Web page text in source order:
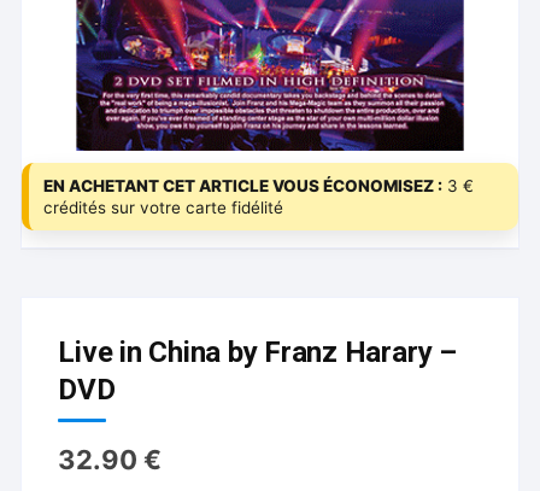
EN ACHETANT CET ARTICLE VOUS ÉCONOMISEZ : 3 €
crédités sur votre carte fidélité
Live in China by Franz Harary –
DVD
32.90€